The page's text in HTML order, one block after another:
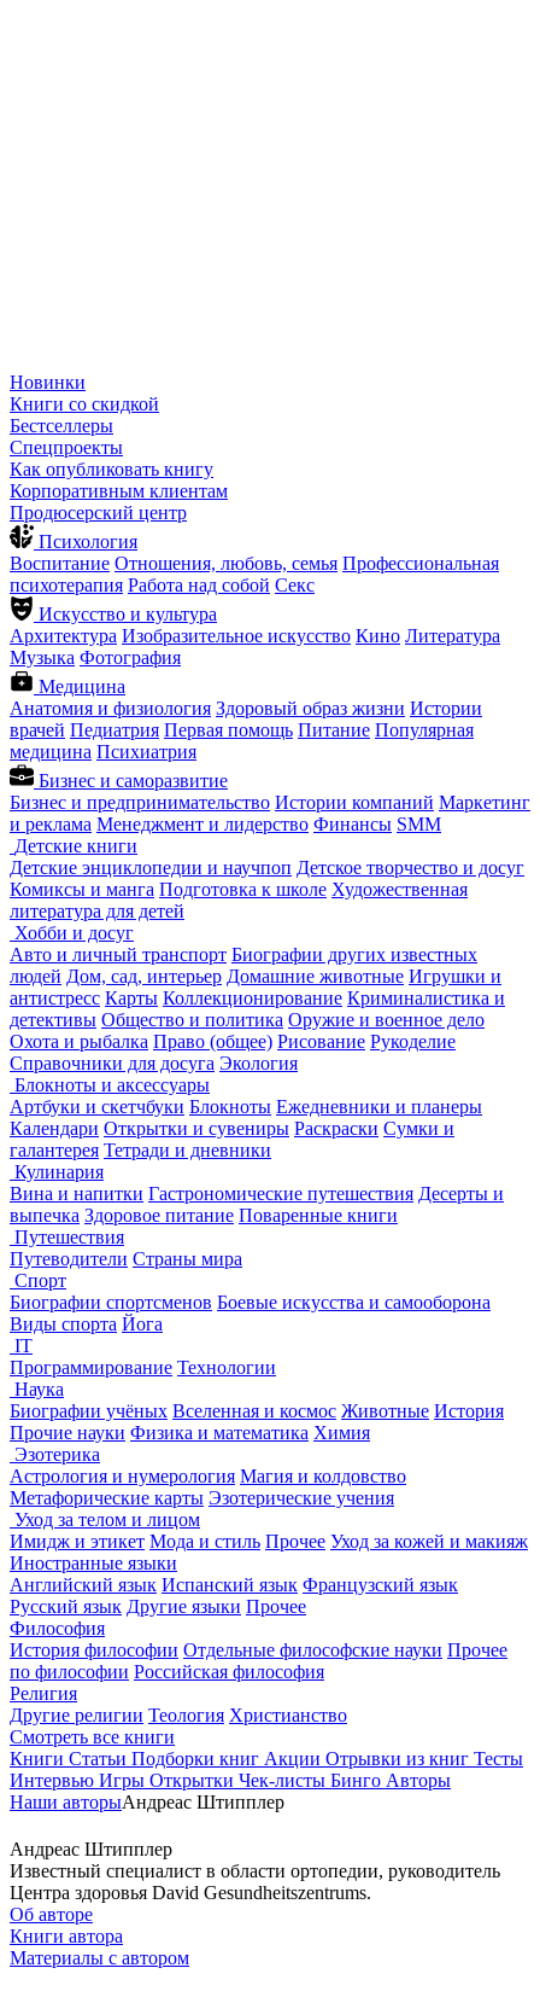
Новинки
Книги со скидкой
Бестселлеры
Спецпроекты
Как опубликовать книгу
Корпоративным клиентам
Продюсерский центр
Психология
Воспитание Отношения, любовь, семья Профессиональная
психотерапия Работа над собой Секс
Искусство и культура
Архитектура Изобразительное искусство Кино Литература
Музыка Фотография
Медицина
Анатомия и физиология Здоровый образ жизни Истории
врачей Педиатрия Первая помощь Питание Популярная
медицина Психиатрия
Бизнес и саморазвитие
Бизнес и предпринимательство Истории компаний Маркетинг
и реклама Менеджмент и лидерство Финансы SMM
Детские книги
Детские энциклопедии и научпоп Детское творчество и досуг
Комиксы и манга Подготовка к школе Художественная
литература для детей
Хобби и досуг
Авто и личный транспорт Биографии других известных
людей Дом, сад, интерьер Домашние животные Игрушки и
антистресс Карты Коллекционирование Криминалистика и
детективы Общество и политика Оружие и военное дело
Охота и рыбалка Право (общее) Рисование Рукоделие
Справочники для досуга Экология
Блокноты и аксессуары
Артбуки и скетчбуки Блокноты Ежедневники и планеры
Календари Открытки и сувениры Раскраски Сумки и
галантерея Тетради и дневники
Кулинария
Вина и напитки Гастрономические путешествия Десерты и
выпечка Здоровое питание Поваренные книги
Путешествия
Путеводители Страны мира
Спорт
Биографии спортсменов Боевые искусства и самооборона
Виды спорта Йога
IT
Программирование Технологии
Наука
Биографии учёных Вселенная и космос Животные История
Прочие науки Физика и математика Химия
Эзотерика
Астрология и нумерология Магия и колдовство
Метафорические карты Эзотерические учения
Уход за телом и лицом
Имидж и этикет Мода и стиль Прочее Уход за кожей и макияж
Иностранные языки
Английский язык Испанский язык Французский язык
Русский язык Другие языки Прочее
Философия
История философии Отдельные философские науки Прочее
по философии Российская философия
Религия
Другие религии Теология Христианство
Смотреть все книги
Книги Статьи Подборки книг Акции Отрывки из книг Тесты
Интервью Игры Открытки Чек-листы Бинго Авторы
Наши авторыАндреас Штипплер
Андреас Штипплер
Известный специалист в области ортопедии, руководитель
Центра здоровья David Gesundheitszentrums.
Об авторе
Книги автора
Материалы с автором